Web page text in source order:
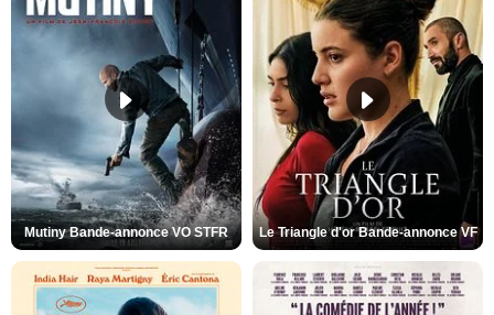
Mutiny Bande-annonce VO STFR Le Triangle d'or Bande-annonce VF